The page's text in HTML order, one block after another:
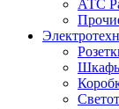
АТС
Шкафы